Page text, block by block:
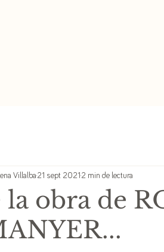
la obra de
Villalba 21 sept 2021 2 min de lectura